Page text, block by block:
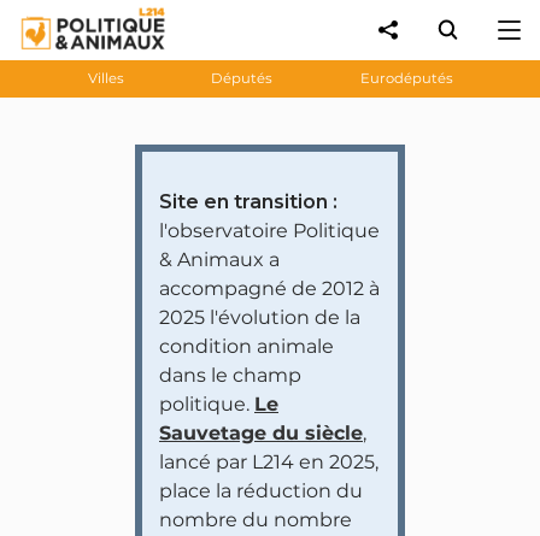
Villes Députés Eurodéputés
Site en transition :
l'observatoire Politique
& Animaux a
accompagné de 2012 à
2025 l'évolution de la
condition animale
dans le champ
politique. Le
Sauvetage du siècle,
lancé par L214 en 2025,
place la réduction du
nombre du nombre